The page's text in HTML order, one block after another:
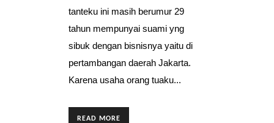
tanteku ini masih berumur 29
tahun mempunyai suami yng
sibuk dengan bisnisnya yaitu di
pertambangan daerah Jakarta.
Karena usaha orang tuaku...
READ MORE